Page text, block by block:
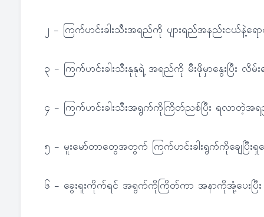
၂ - ကြက်ဟင်းခါးသီးအရည်ကို ပျားရည်အနည်းငယ်နဲ့ရော
၃ - ကြက်ဟင်းခါးသီးနုနုရဲ့ အရည်ကို မီးဖိုမှာနွေးပြီး လိမ်း
၄ - ကြက်ဟင်းခါးသီးအရွက်ကိုကြိတ်ညစ်ပြီး ရလာတဲ့အ
၅ - မူးမော်တာတွေအတွက် ကြက်ဟင်းခါးရွက်ကိုချေပြီးရှု
၆ - ခွေးရူးကိုက်ရင် အရွက်ကိုကြိတ်ကာ အနာကိုအုံ့ပေးပ